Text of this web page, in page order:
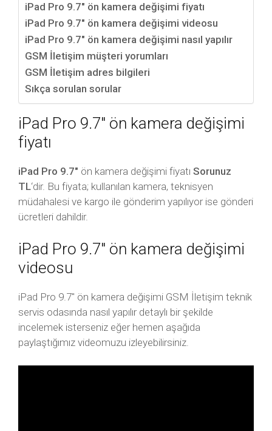
iPad Pro 9.7″ ön kamera değişimi fiyatı
iPad Pro 9.7″ ön kamera değişimi videosu
iPad Pro 9.7″ ön kamera değişimi nasıl yapılır
GSM İletişim müşteri yorumları
GSM İletişim adres bilgileri
Sıkça sorulan sorular
iPad Pro 9.7″ ön kamera değişimi
fiyatı
iPad Pro 9.7″ ön kamera değişimi fiyatı Sorunuz
TL‘dir. Bu fiyata; kullanılan kamera, teknisyen
müdahalesi ve kargo ile gönderim yapılıyor ise gönderi
ücretleri dahildir.
iPad Pro 9.7″ ön kamera değişimi
videosu
iPad Pro 9.7″ ön kamera değişimi GSM İletişim teknik
servis odasında nasıl yapılır detaylı bir şekilde
incelemek isterseniz eğer hemen aşağıda
paylaştığımız videomuzu izleyebilirsiniz.